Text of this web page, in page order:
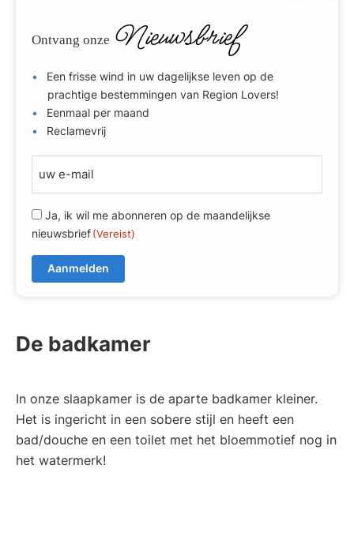
Ontvang onze Nieuwsbrief
Een frisse wind in uw dagelijkse leven op de
prachtige bestemmingen van Region Lovers!
Eenmaal per maand
Reclamevrij
m
(
e
t
)
R
G
P
D
r
s
)
Ja, ik wil me abonneren op de maandelijkse
nieuwsbrief(Vereist)
De badkamer
In onze slaapkamer is de aparte badkamer kleiner.
Het is ingericht in een sobere stijl en heeft een
bad/douche en een toilet met het bloemmotief nog in
het watermerk!